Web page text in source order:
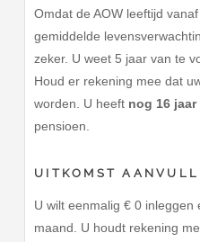
Omdat de AOW leeftijd
gemiddelde
zeker. U weet 5 jaar van te
Houd er rekening mee dat
worden. U heeft nog 16 jaar
pensioen.
UITKOMST
U wilt eenmalig € 0
maand. U houdt rekening